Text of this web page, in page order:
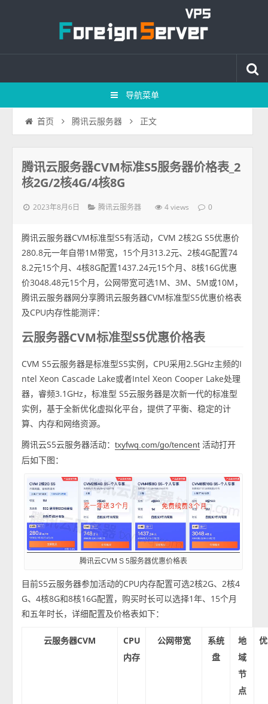
导航菜单
首页 腾讯云服务器 正文
腾讯云服务器CVM标准S5服务器价格表_2
核2G/2核4G/4核8G
2023年8月6日 腾讯云服务器 4 views 0
腾讯云服务器CVM标准型S5有活动，CVM 2核2G S5优惠价
280.8元一年自带1M带宽，15个月313.2元、2核4G配置74
8.2元15个月、4核8G配置1437.24元15个月、8核16G优惠
价3048.48元15个月，公网带宽可选1M、3M、5M或10M，
腾讯云服务器网分享腾讯云服务器CVM标准型S5优惠价格表
及CPU内存性能测评：
云服务器CVM标准型S5优惠价格表
CVM S5云服务器是标准型S5实例，CPU采用2.5GHz主频的I
ntel Xeon Cascade Lake或者Intel Xeon Cooper Lake处理
器，睿频3.1GHz，标准型 S5云服务器是次新一代的标准型
实例，基于全新优化虚拟化平台，提供了平衡、稳定的计
算、内存和网络资源。
腾讯云S5云服务器活动：txyfwq.com/go/tencent 活动打开
后如下图：
腾讯云CVM S 5服务器优惠价格表
目前S5云服务器参加活动的CPU内存配置可选2核2G、2核4
G、4核8G和8核16G配置，购买时长可以选择1年、15个月
和五年时长，详细配置及价格表如下：
云服务器CVM
CPU
内存
公网带宽
系统
盘
地
域
节
点